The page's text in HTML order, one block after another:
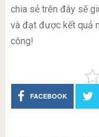
chia sẻ trên đây sẽ
và đạt được kết quả
công!
FACEBOOK